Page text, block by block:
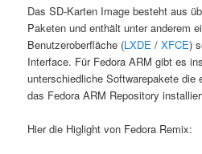
Das SD-Karten Image besteht aus
Paketen und enthält unter anderem
Benutzeroberfläche (LXDE /XFCE)
Interface. Für Fedora ARM gibt es
unterschiedliche Softwarepakete die
das Fedora ARM Repository
Hier die Higlight von Fedora Remix: